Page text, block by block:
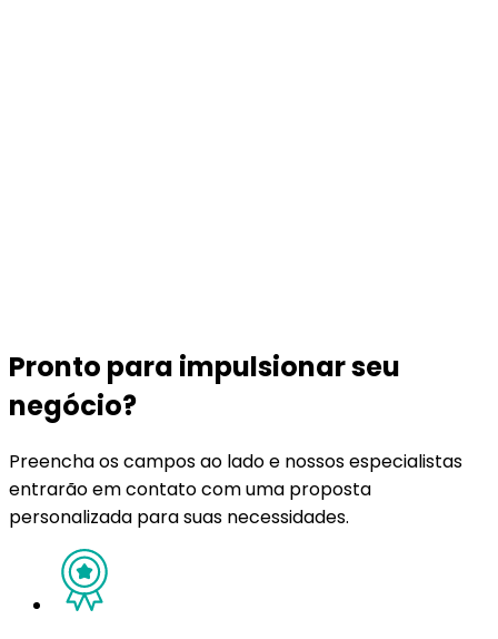
Pronto para impulsionar seu
negócio?
Preencha os campos ao lado e nossos especialistas
entrarão em contato com uma proposta
personalizada para suas necessidades.